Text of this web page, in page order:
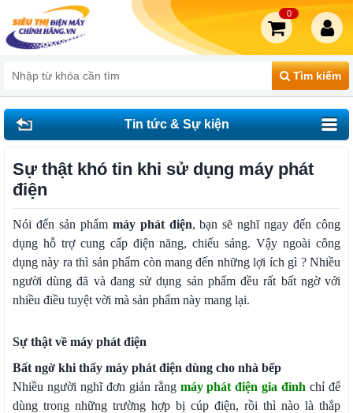
Tìm kiếm
0
Tin tức & Sự kiện
Sự thật khó tin khi sử dụng máy phát
điện
Nói đến sản phẩm máy phát điện, bạn sẽ nghĩ ngay đến công
dụng hỗ trợ cung cấp điện năng, chiếu sáng. Vậy ngoài công
dụng này ra thì sản phẩm còn mang đến những lợi ích gì ? Nhiều
người dùng đã và đang sử dụng sản phẩm đều rất bất ngờ với
nhiều điều tuyệt vời mà sản phẩm này mang lại.
Sự thật về máy phát điện
Bất ngờ khi thấy máy phát điện dùng cho nhà bếp
Nhiều người nghĩ đơn giản rằng máy phát điện gia đình chỉ để
dùng trong những trường hợp bị cúp điện, rồi thì nào là thắp